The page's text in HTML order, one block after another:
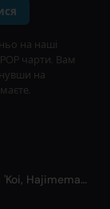
на наші
чарти. Вам
на
=LOVE оголошує про новий сингл 'Koi, Hajimemashita.' та концерти на Tokyo Dome